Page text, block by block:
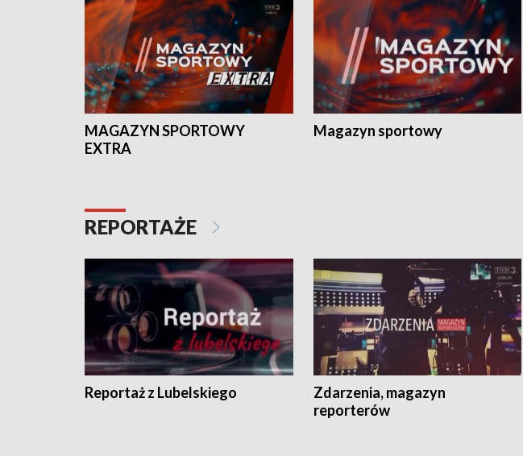
MAGAZYN SPORTOWY
EXTRA
Magazyn sportowy
REPORTAŻE
Reportaż z Lubelskiego
Zdarzenia, magazyn
reporterów